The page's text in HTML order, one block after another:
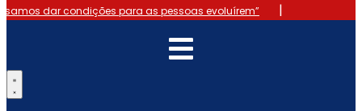
dar condições para as pessoas evoluírem”
|